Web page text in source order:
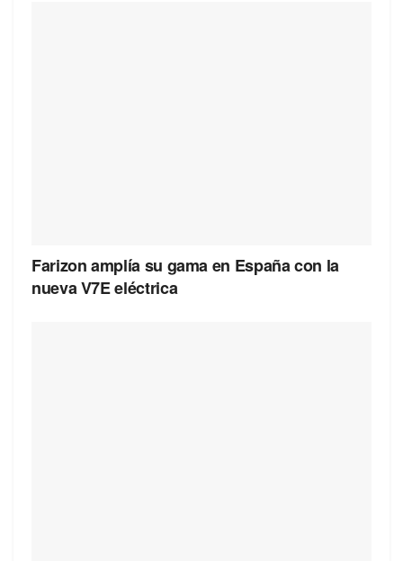
Farizon amplía su gama en España con la
nueva V7E eléctrica